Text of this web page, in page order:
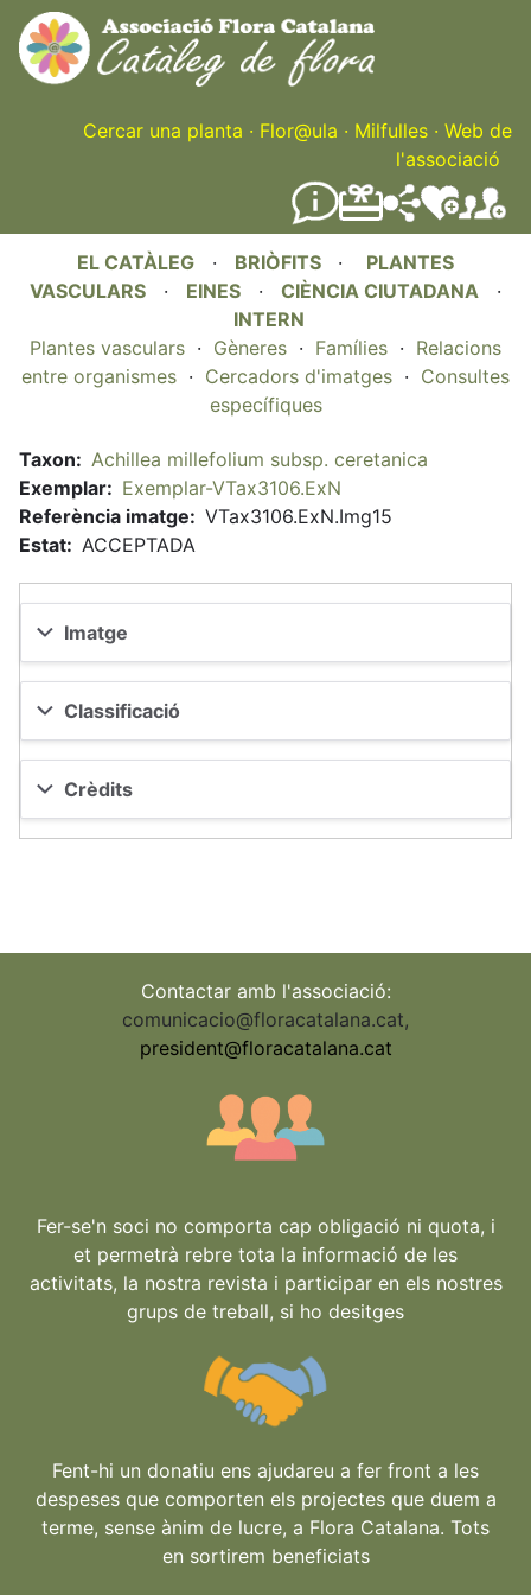
Skip
to
main
content
Cercar una planta · Flor@ula · Milfulles · Web de
l'associació
EL CATÀLEG · BRIÒFITS · PLANTES
VASCULARS · EINES · CIÈNCIA CIUTADANA ·
INTERN
Plantes vasculars · Gèneres · Famílies · Relacions
entre organismes · Cercadors d'imatges · Consultes
específiques
Taxon
Achillea millefolium subsp. ceretanica
Exemplar
Exemplar-VTax3106.ExN
Referència imatge
VTax3106.ExN.Img15
Estat
ACCEPTADA
Imatge
Classificació
Crèdits
Contactar amb l'associació:
comunicacio@floracatalana.cat,
president@floracatalana.cat
Fer-se'n soci no comporta cap obligació ni quota, i
et permetrà rebre tota la informació de les
activitats, la nostra revista i participar en els nostres
grups de treball, si ho desitges
Fent-hi un donatiu ens ajudareu a fer front a les
despeses que comporten els projectes que duem a
terme, sense ànim de lucre, a Flora Catalana. Tots
en sortirem beneficiats